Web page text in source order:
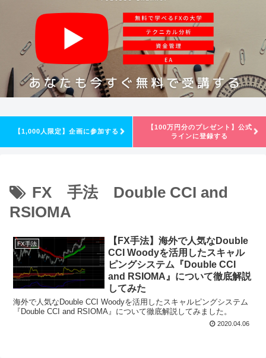
【1,000人限定】企画に参加する
【100万円分のプレゼント】公式
ラインに登録する
FX 手法 Double CCI and
RSIOMA
FX手法
【FX手法】海外で人気なDouble
CCI Woodyを活用したスキャル
ピングシステム『Double CCI
and RSIOMA』について徹底解説
してみた
海外で人気なDouble CCI Woodyを活用したスキャルピングシステム
『Double CCI and RSIOMA』について徹底解説してみました。
2020.04.06